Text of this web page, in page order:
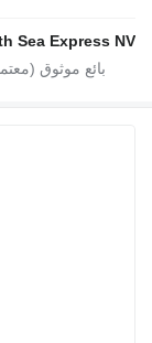
Sea Express NV